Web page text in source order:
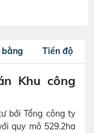
Tiến độ
Khu công
bởi Tổng công ty
quy mô 529.2ha